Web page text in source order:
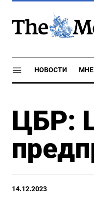
НОВОСТИ
ЦБР:
14.12.2023